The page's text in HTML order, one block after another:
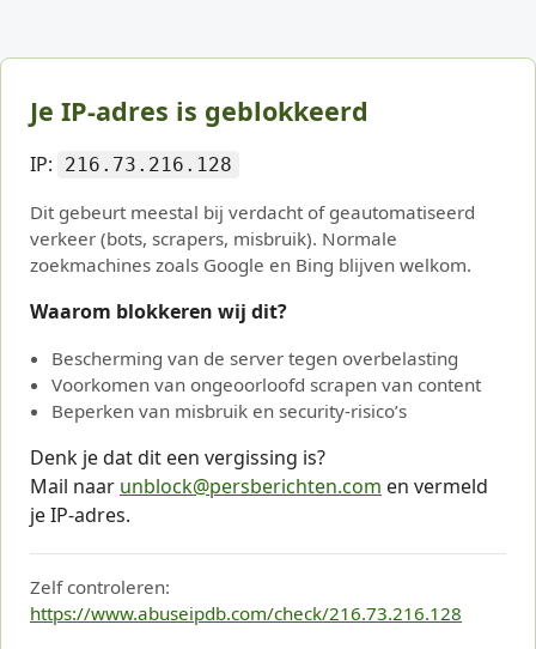
Je IP-adres is geblokkeerd
IP: 216.73.216.128
Dit gebeurt meestal bij verdacht of geautomatiseerd
verkeer (bots, scrapers, misbruik). Normale
zoekmachines zoals Google en Bing blijven welkom.
Waarom blokkeren wij dit?
Bescherming van de server tegen overbelasting
Voorkomen van ongeoorloofd scrapen van content
Beperken van misbruik en security-risico’s
Denk je dat dit een vergissing is?
Mail naar unblock@persberichten.com en vermeld
je IP-adres.
Zelf controleren:
https://www.abuseipdb.com/check/216.73.216.128